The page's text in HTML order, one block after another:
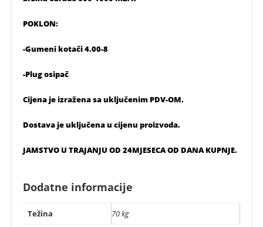
POKLON:
-Gumeni kotači 4.00-8
-Plug osipač
Cijena je izražena sa uključenim PDV-OM.
Dostava je uključena u cijenu proizvoda.
JAMSTVO U TRAJANJU OD 24MJESECA OD DANA KUPNJE.
Dodatne informacije
Težina 70 kg